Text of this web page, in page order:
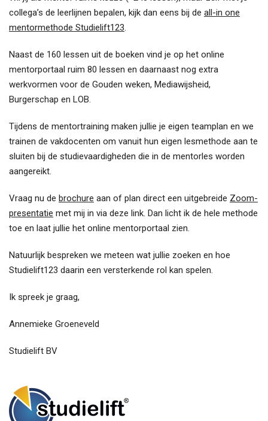
collega’s de leerlijnen bepalen, kijk dan eens bij de all-in one
mentormethode Studielift123
Naast de 160 lessen uit de boeken vind je op het online
mentorportaal ruim 80 lessen en daarnaast nog extra
werkvormen voor de Gouden weken, Mediawijsheid,
Burgerschap en LOB.
Tijdens de mentortraining maken jullie je eigen teamplan en we
trainen de vakdocenten om vanuit hun eigen lesmethode aan te
sluiten bij de studievaardigheden die in de mentorles worden
aangereikt.
Vraag nu de brochure aan of plan direct een uitgebreide Zoom-
presentatie met mij in via deze link. Dan licht ik de hele methode
toe en laat jullie het online mentorportaal zien.
Natuurlijk bespreken we meteen wat jullie zoeken en hoe
Studielift123 daarin een versterkende rol kan spelen.
Ik spreek je graag,
Annemieke Groeneveld
Studielift BV